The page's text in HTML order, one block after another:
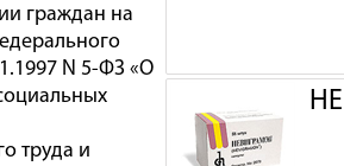
граждан на
N 5-ФЗ «О
труда и